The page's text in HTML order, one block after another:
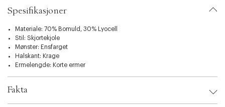
o
.
s
e
l
e
c
i
o
Spesifikasjoner
Materiale: 70% Bomuld, 30% Lyocell
Stil: Skjortekjole
Mønster: Ensfarget
Halskant: Krage
Ermelengde: Korte ermer
Fakta